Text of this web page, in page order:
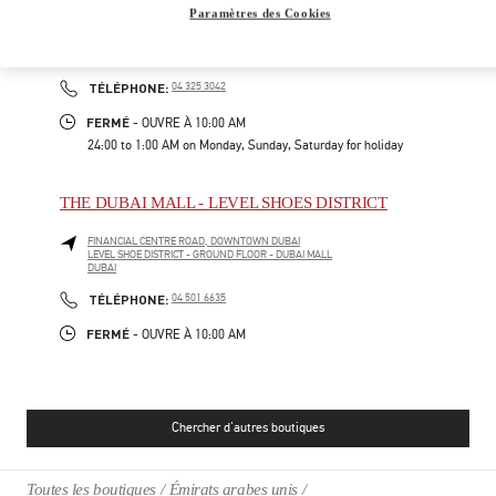
TÉLÉPHONE: PHONE
04 325 3042
FERMÉ - OUVRE À 10:00 AM
24:00 to 1:00 AM on Monday, Sunday, Saturday for holiday
THE DUBAI MALL - LEVEL SHOES DISTRICT
FINANCIAL CENTRE ROAD, DOWNTOWN DUBAI
LEVEL SHOE DISTRICT - GROUND FLOOR - DUBAI MALL
DUBAI
TÉLÉPHONE: PHONE
04 501 6635
FERMÉ - OUVRE À 10:00 AM
Chercher d'autres boutiques
Toutes les boutiques Émirats arabes unis
Paramètres des Cookies